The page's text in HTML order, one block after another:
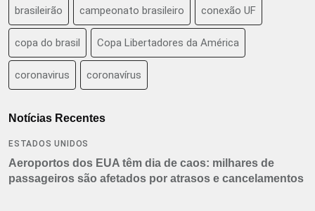
brasileirão campeonato brasileiro conexão UF
copa do brasil Copa Libertadores da América
coronavirus coronavírus
Notícias Recentes
ESTADOS UNIDOS
Aeroportos dos EUA têm dia de caos: milhares de
passageiros são afetados por atrasos e cancelamentos